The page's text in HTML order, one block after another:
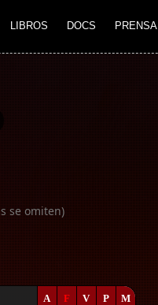
LIBROS DOCS PRENSA
se omiten)
A F V P M